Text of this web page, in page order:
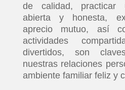
de calidad, practicar
abierta y honesta,
aprecio mutuo, así
actividades
divertidos, son
nuestras relaciones
ambiente familiar feliz y